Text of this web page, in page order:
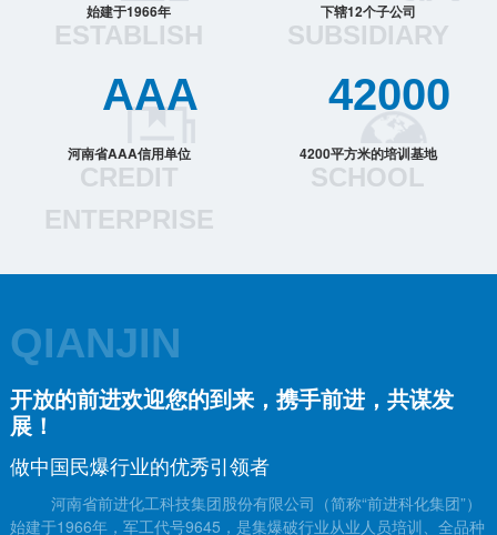
始建于1966年
ESTABLISH
下辖12个子公司
SUBSIDIARY
AAA
河南省AAA信用单位
CREDIT
ENTERPRISE
42000
4200平方米的培训基地
SCHOOL
QIANJIN
开放的前进欢迎您的到来，携手前进，共谋发
展！
做中国民爆行业的优秀引领者
河南省前进化工科技集团股份有限公司（简称“前进科化集团”）
始建于1966年，军工代号9645，是集爆破行业从业人员培训、全品种